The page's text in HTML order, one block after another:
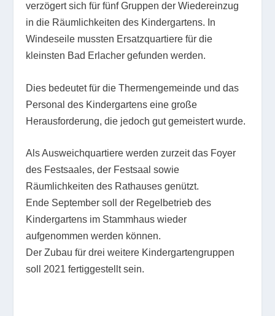
verzögert sich für fünf Gruppen der Wiedereinzug
in die Räumlichkeiten des Kindergartens. In
Windeseile mussten Ersatzquartiere für die
kleinsten Bad Erlacher gefunden werden.
Dies bedeutet für die Thermengemeinde und das
Personal des Kindergartens eine große
Herausforderung, die jedoch gut gemeistert wurde.
Als Ausweichquartiere werden zurzeit das Foyer
des Festsaales, der Festsaal sowie
Räumlichkeiten des Rathauses genützt.
Ende September soll der Regelbetrieb des
Kindergartens im Stammhaus wieder
aufgenommen werden können.
Der Zubau für drei weitere Kindergartengruppen
soll 2021 fertiggestellt sein.